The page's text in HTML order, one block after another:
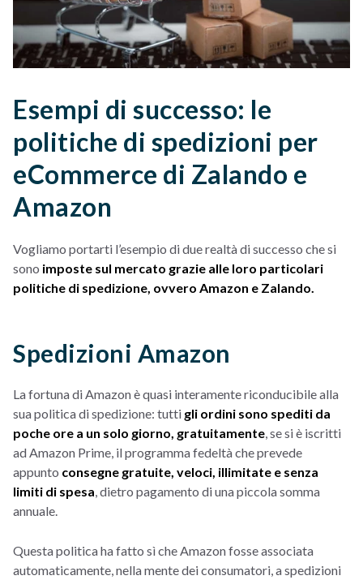
Esempi di successo: le
politiche di spedizioni per
eCommerce di Zalando e
Amazon
Vogliamo portarti l’esempio di due realtà di successo che si
sono imposte sul mercato grazie alle loro particolari
politiche di spedizione, ovvero Amazon e Zalando.
Spedizioni Amazon
La fortuna di Amazon è quasi interamente riconducibile alla
sua politica di spedizione: tutti gli ordini sono spediti da
poche ore a un solo giorno, gratuitamente, se si è iscritti
ad Amazon Prime, il programma fedeltà che prevede
appunto consegne gratuite, veloci, illimitate e senza
limiti di spesa, dietro pagamento di una piccola somma
annuale.
Questa politica ha fatto sì che Amazon fosse associata
automaticamente, nella mente dei consumatori, a spedizioni